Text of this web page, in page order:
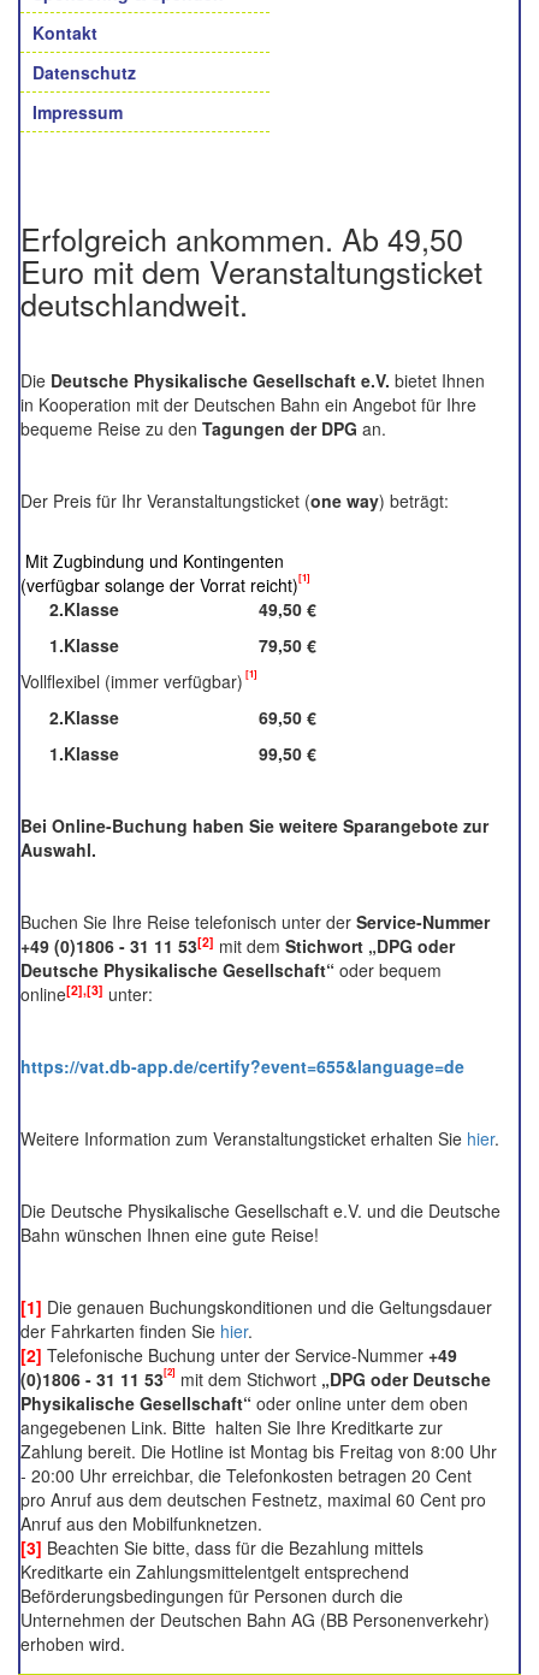
Kontakt
Datenschutz
Impressum
Erfolgreich ankommen. Ab 49,50
Euro mit dem Veranstaltungsticket
deutschlandweit.
Die Deutsche Physikalische Gesellschaft e.V. bietet Ihnen
in Kooperation mit der Deutschen Bahn ein Angebot für Ihre
bequeme Reise zu den Tagungen der DPG an.
Der Preis für Ihr Veranstaltungsticket (one way) beträgt:
Mit Zugbindung und Kontingenten
(verfügbar solange der Vorrat reicht)[1]
2.Klasse
49,50 €
1.Klasse
79,50 €
Vollflexibel (immer verfügbar) [1]
2.Klasse
69,50 €
1.Klasse
99,50 €
Bei Online-Buchung haben Sie weitere Sparangebote zur
Auswahl.
Buchen Sie Ihre Reise telefonisch unter der Service-Nummer
+49 (0)1806 - 31 11 53[2] mit dem Stichwort „DPG oder
Deutsche Physikalische Gesellschaft“ oder bequem
online[2],[3] unter:
https://vat.db-app.de/certify?event=655&language=de
Weitere Information zum Veranstaltungsticket erhalten Sie hier.
Die Deutsche Physikalische Gesellschaft e.V. und die Deutsche
Bahn wünschen Ihnen eine gute Reise!
[1] Die genauen Buchungskonditionen und die Geltungsdauer
der Fahrkarten finden Sie hier.
[2] Telefonische Buchung unter der Service-Nummer +49
(0)1806 - 31 11 53[2] mit dem Stichwort „DPG oder Deutsche
Physikalische Gesellschaft“ oder online unter dem oben
angegebenen Link. Bitte halten Sie Ihre Kreditkarte zur
Zahlung bereit. Die Hotline ist Montag bis Freitag von 8:00 Uhr
- 20:00 Uhr erreichbar, die Telefonkosten betragen 20 Cent
pro Anruf aus dem deutschen Festnetz, maximal 60 Cent pro
Anruf aus den Mobilfunknetzen.
[3] Beachten Sie bitte, dass für die Bezahlung mittels
Kreditkarte ein Zahlungsmittelentgelt entsprechend
Beförderungsbedingungen für Personen durch die
Unternehmen der Deutschen Bahn AG (BB Personenverkehr)
erhoben wird.